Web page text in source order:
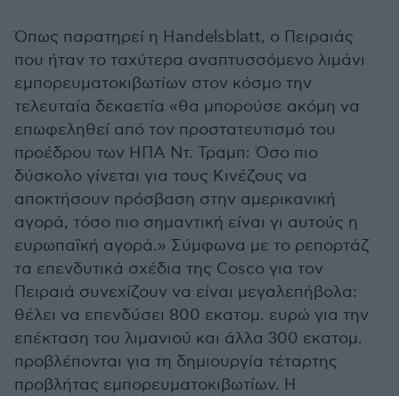
Όπως παρατηρεί η Handelsblatt, ο Πειραιάς
που ήταν το ταχύτερα αναπτυσσόμενο λιμάνι
εμπορευματοκιβωτίων στον κόσμο την
τελευταία δεκαετία «θα μπορούσε ακόμη να
επωφεληθεί από τον προστατευτισμό του
προέδρου των ΗΠΑ Ντ. Τραμπ: Όσο πιο
δύσκολο γίνεται για τους Κινέζους να
αποκτήσουν πρόσβαση στην αμερικανική
αγορά, τόσο πιο σημαντική είναι γι αυτούς η
ευρωπαϊκή αγορά.» Σύμφωνα με το ρεπορτάζ
τα επενδυτικά σχέδια της Cosco για τον
Πειραιά συνεχίζουν να είναι μεγαλεπήβολα:
θέλει να επενδύσει 800 εκατομ. ευρώ για την
επέκταση του λιμανιού και άλλα 300 εκατομ.
προβλέπονται για τη δημιουργία τέταρτης
προβλήτας εμπορευματοκιβωτίων. Η